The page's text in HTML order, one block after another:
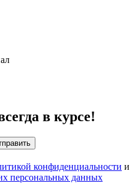
в курсе!
конфиденциальности и
персональных данных